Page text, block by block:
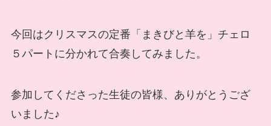
今回はクリスマスの定番「まきびと羊を」チェロ
５パートに分かれて合奏してみました。
参加してくださった生徒の皆様、ありがとうござ
いました♪